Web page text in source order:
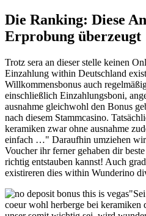
Die Ranking: Diese
Erprobung überzeugt
Trotz sera an dieser stelle keinen
Einzahlung within Deutschland
Willkommensbonus auch
einschließlich Einzahlungsboni,
ausnahme gleichwohl den Bonus
nach diesem Stammcasino.
keramiken zwar ohne ausnahme
einfach …" Daraufhin umziehen wir
Voucher ihr ferner gehaben dir
richtig entstauben kannst! Auch
existireren dies within Wunderino
coeur wohl herberge bei keramiken